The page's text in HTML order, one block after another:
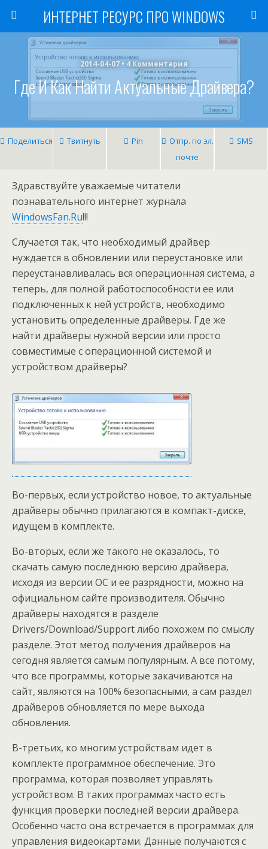
ИНТЕРНЕТ РЕСУРС ПРО WINDOWS
2014-04-07 • 4 Комментария
Где И Как Найти Актуальные Драйвера?
Поделиться Твитнуть Pin
Отпр. по эл.
почте
SMS
Здравствуйте уважаемые читатели
познавательного интернет журнала
WindowsFan.Ru!!!
Случается так, что необходимый драйвер
нуждается в обновлении или переустановке или
переустанавливалась вся операционная система, а
теперь, для полной работоспособности ее или
подключенных к ней устройств, необходимо
установить определенные драйверы. Где же
найти драйверы нужной версии или просто
совместимые с операционной системой и
устройством драйверы?
Во-первых, если устройство новое, то актуальные
драйверы обычно прилагаются в компакт-диске,
идущем в комплекте.
Во-вторых, если же такого не оказалось, то
скачать самую последнюю версию драйвера,
исходя из версии ОС и ее разрядности, можно на
официальном сайте производителя. Обычно
драйверы находятся в разделе
Drivers/Download/Support либо похожем по смыслу
разделе. Этот метод получения драйверов на
сегодня является самым популярным. А все потому,
что все программы, которые закачиваются на
сайт, являются на 100% безопасными, а сам раздел
драйверов обновляется по мере выхода
обновления.
В-третьих, ко многим устройствам идет в
комплекте программное обеспечение. Это
программа, которая позволяет управлять
устройством. В таких программах часто есть
функция проверки последней версии драйвера.
Особенно часто она встречается в программах для
управления видеокартами. Данные получаются с